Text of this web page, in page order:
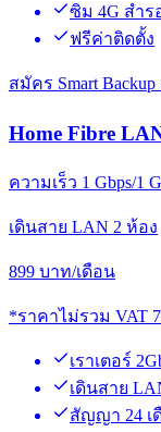
ซิม 4G สำร
ฟรีค่าติดตั้ง
สมัคร Smart
Home Fibre
ความเร็ว 1 Gbps/1
เดินสาย LAN 2 ห้อง
899 บาท/เดือน
*ราคาไม่รวม VAT
เราเตอร์
เดินสาย
สัญญา 24 เ